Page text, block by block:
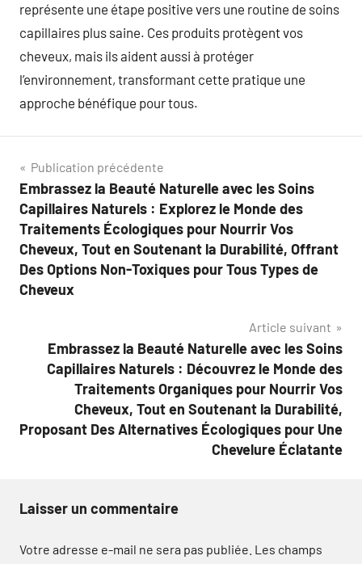
représente une étape positive vers une routine de soins
capillaires plus saine. Ces produits protègent vos
cheveux, mais ils aident aussi à protéger
l’environnement, transformant cette pratique une
approche bénéfique pour tous.
Navigation
de
l’article
Publication précédente
Embrassez la Beauté Naturelle avec les Soins
Capillaires Naturels : Explorez le Monde des
Traitements Écologiques pour Nourrir Vos
Cheveux, Tout en Soutenant la Durabilité, Offrant
Des Options Non-Toxiques pour Tous Types de
Cheveux
Article suivant
Embrassez la Beauté Naturelle avec les Soins
Capillaires Naturels : Découvrez le Monde des
Traitements Organiques pour Nourrir Vos
Cheveux, Tout en Soutenant la Durabilité,
Proposant Des Alternatives Écologiques pour Une
Chevelure Éclatante
Laisser un commentaire
Votre adresse e-mail ne sera pas publiée. Les champs